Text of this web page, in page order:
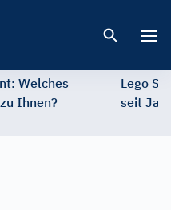
Welches
Ihnen?
Lego
seit